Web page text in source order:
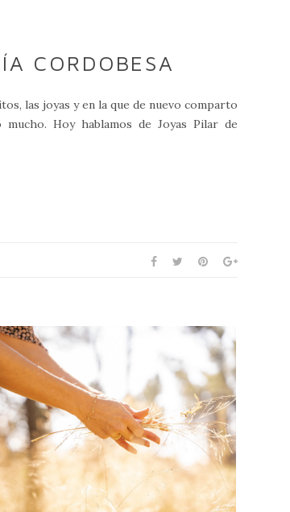
CORDOBESA
las joyas y en la que de nuevo comparto
Hoy hablamos de Joyas Pilar de